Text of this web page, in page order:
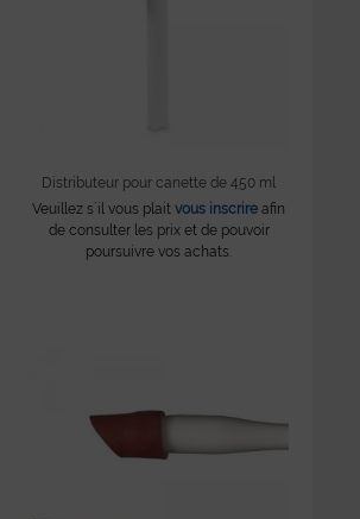
Distributeur pour canette de 450 ml
Veuillez s´il vous plaitvous inscrire afin
de consulter les prix et de pouvoir
poursuivre vos achats.